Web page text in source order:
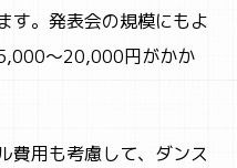
す。発表会の規模にもよ
～20,000円がかか
費用も考慮して、ダンス